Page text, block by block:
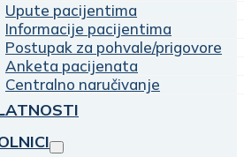
Upute pacijentima
Informacije pacijentima
Postupak za pohvale/prigovore
Anketa pacijenata
Centralno naručivanje